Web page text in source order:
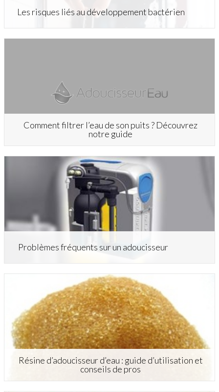
Les risques liés au développement bactérien
Comment filtrer l’eau de son puits ? Découvrez
notre guide
Problèmes fréquents sur un adoucisseur
Résine d’adoucisseur d’eau : guide d’utilisation et
conseils de pros